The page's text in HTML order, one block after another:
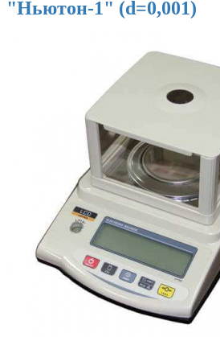
"Ньютон-1" (d=0,001)